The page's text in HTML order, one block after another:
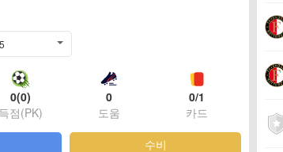
0(0)
득점(PK)
0
도움
0/1
카드
수비